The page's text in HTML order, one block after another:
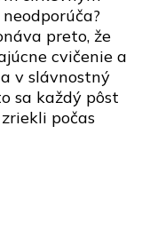
preto, že
cvičenie a
v slávnostný
sa každý pôst
počas